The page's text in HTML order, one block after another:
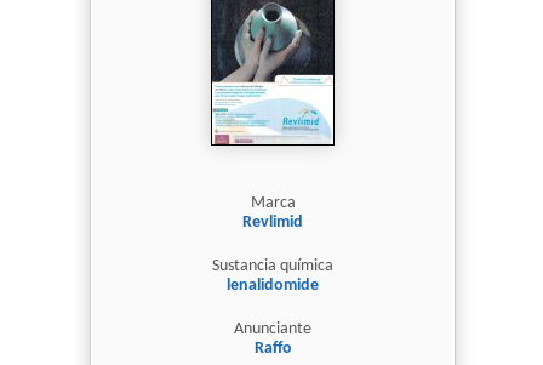
Marca
Revlimid
Sustancia química
lenalidomide
Anunciante
Raffo